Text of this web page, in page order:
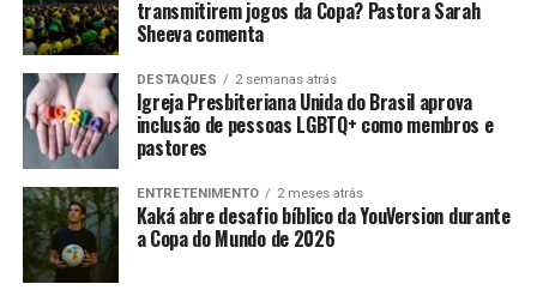
transmitirem jogos da Copa? Pastora Sarah
Sheeva comenta
DESTAQUES 2 semanas atrás
Igreja Presbiteriana Unida do Brasil aprova
inclusão de pessoas LGBTQ+ como membros e
pastores
ENTRETENIMENTO 2 meses atrás
Kaká abre desafio bíblico da YouVersion durante
a Copa do Mundo de 2026